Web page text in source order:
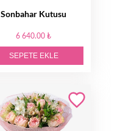
Sonbahar Kutusu
6 640.00 ₺
SEPETE EKLE